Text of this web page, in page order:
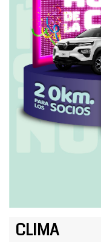
CLIMA